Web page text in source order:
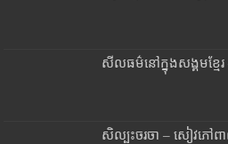
សីលធម៌នៅក្នុងសង្គមខ្ម
សិល្បះចរចា – សៀវភៅព